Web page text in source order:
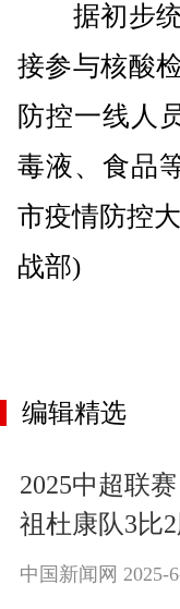
据初步统
接参与核酸
防控一线人
毒液、食品
市疫情防控
战部)
编辑精选
2025中超联
祖杜康队3比
中国新闻网 2025-